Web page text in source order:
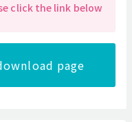
click the link below
page